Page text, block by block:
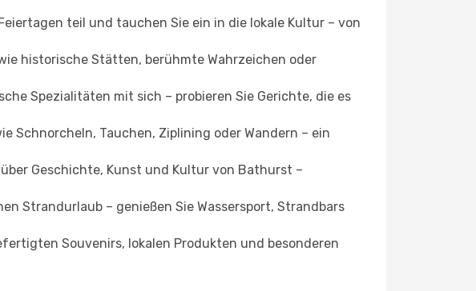
teil und tauchen Sie ein in die lokale Kultur – von
historische Stätten, berühmte Wahrzeichen oder
Spezialitäten mit sich – probieren Sie Gerichte, die es
Schnorcheln, Tauchen, Ziplining oder Wandern – ein
Geschichte, Kunst und Kultur von Bathurst –
Strandurlaub – genießen Sie Wassersport, Strandbars
Souvenirs, lokalen Produkten und besonderen